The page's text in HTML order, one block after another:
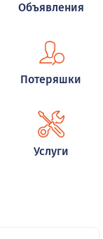
Объявления
Потеряшки
Услуги